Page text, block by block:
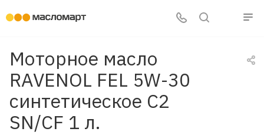
Моторное масло
RAVENOL FEL 5W-30
синтетическое C2
SN/CF 1 л.